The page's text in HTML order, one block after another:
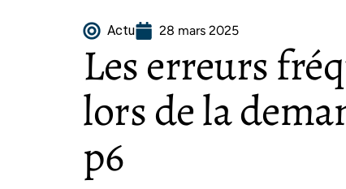
Actu 28 mars 2025
Les erreurs
lors de la
p6